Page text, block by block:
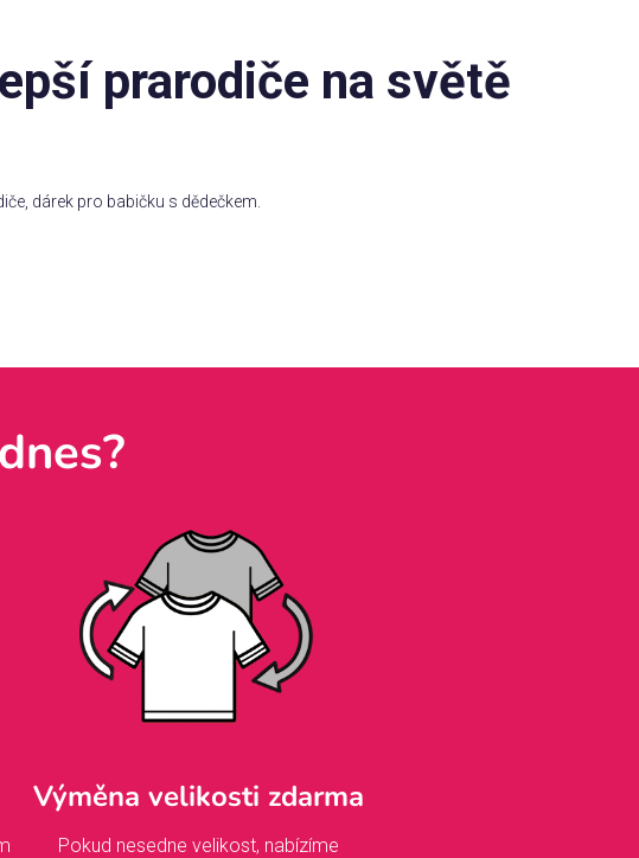
prarodiče na světě
dárek pro babičku s dědečkem.
Výměna velikosti zdarma
Pokud nesedne velikost, nabízíme